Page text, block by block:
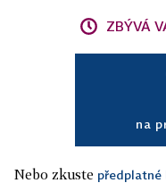
ZBÝVÁ
na
Nebo zkuste předplatné